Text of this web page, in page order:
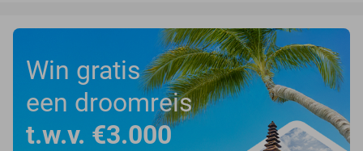
Win gratis
een droomreis
t.w.v. €3.000